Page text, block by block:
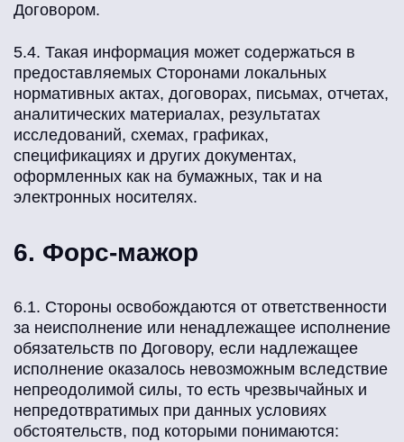
Договором.
5.4. Такая информация может содержаться в
предоставляемых Сторонами локальных
нормативных актах, договорах, письмах, отчетах,
аналитических материалах, результатах
исследований, схемах, графиках,
спецификациях и других документах,
оформленных как на бумажных, так и на
электронных носителях.
6. Форс-мажор
6.1. Стороны освобождаются от ответственности
за неисполнение или ненадлежащее исполнение
обязательств по Договору, если надлежащее
исполнение оказалось невозможным вследствие
непреодолимой силы, то есть чрезвычайных и
непредотвратимых при данных условиях
обстоятельств, под которыми понимаются: